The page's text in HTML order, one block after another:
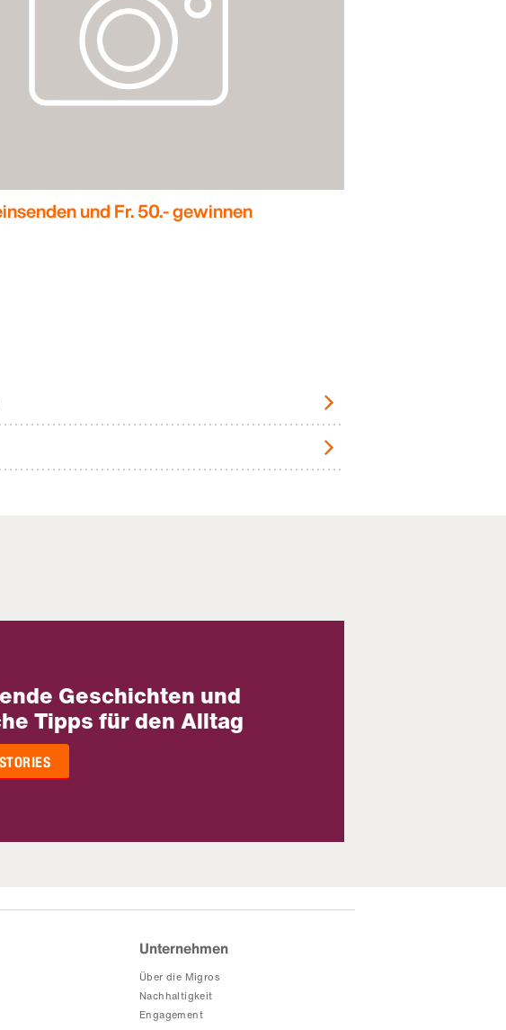
und Fr. 50.- gewinnen
Geschichten und
Tipps für den Alltag
Unternehmen
Über die Migros
Nachhaltigkeit
Engagement